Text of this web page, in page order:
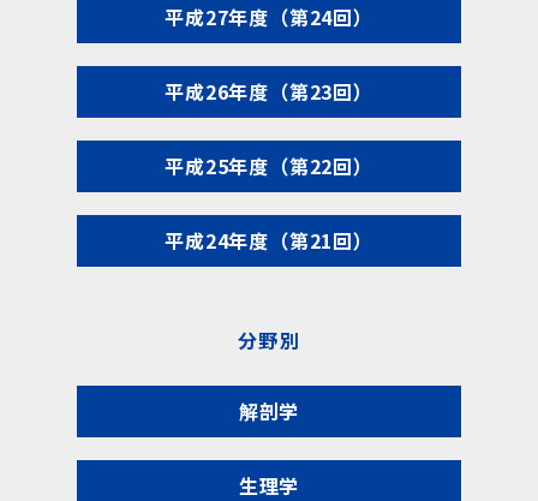
平成27年度（第24回）
平成26年度（第23回）
平成25年度（第22回）
平成24年度（第21回）
分野別
解剖学
生理学